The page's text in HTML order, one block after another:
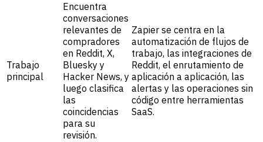
Trabajo
principal
Encuentra
conversaciones
relevantes de
compradores
en Reddit, X,
Bluesky y
Hacker News, y
luego clasifica
las
coincidencias
para su
revisión.
Zapier se centra en la
automatización de flujos de
trabajo, las integraciones de
Reddit, el enrutamiento de
aplicación a aplicación, las
alertas y las operaciones sin
código entre herramientas
SaaS.